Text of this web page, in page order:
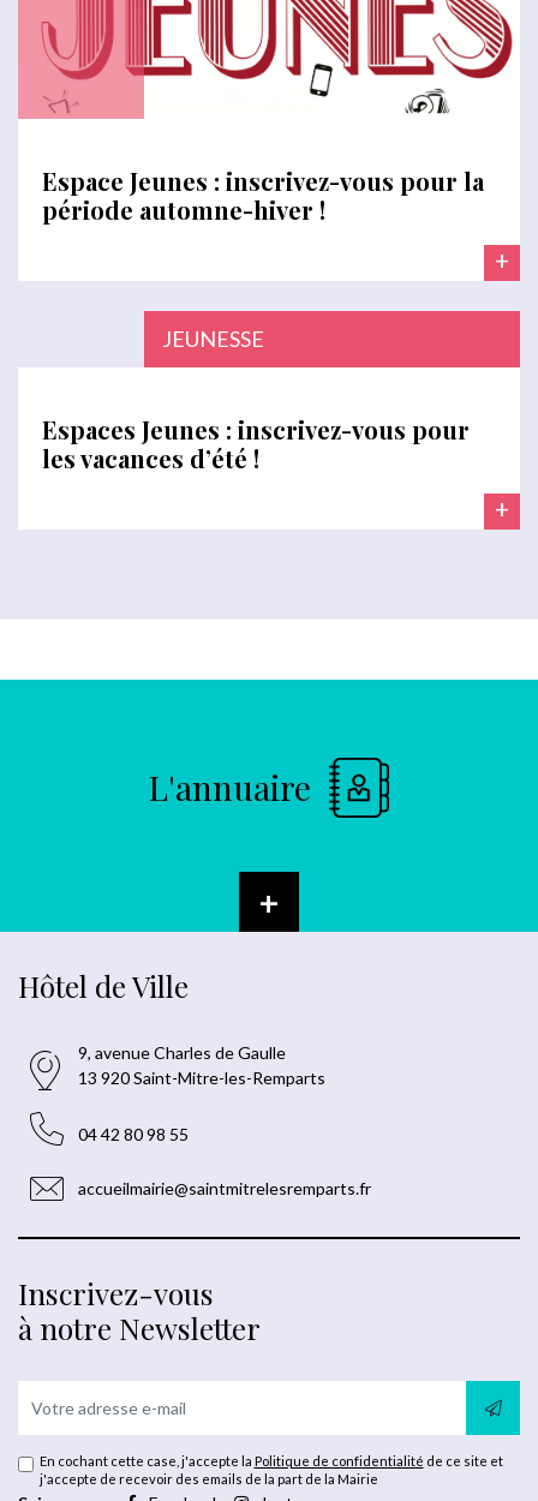
Espace Jeunes : inscrivez-vous pour la
période automne-hiver !
+
JEUNESSE
Espaces Jeunes : inscrivez-vous pour
les vacances d’été !
+
L'annuaire
+
Hôtel de Ville
9, avenue Charles de Gaulle
13 920 Saint-Mitre-les-Remparts
04 42 80 98 55
accueilmairie@saintmitrelesremparts.fr
Inscrivez-vous
à notre Newsletter
En cochant cette case, j'accepte la Politique de confidentialité de ce site et
j'accepte de recevoir des emails de la part de la Mairie